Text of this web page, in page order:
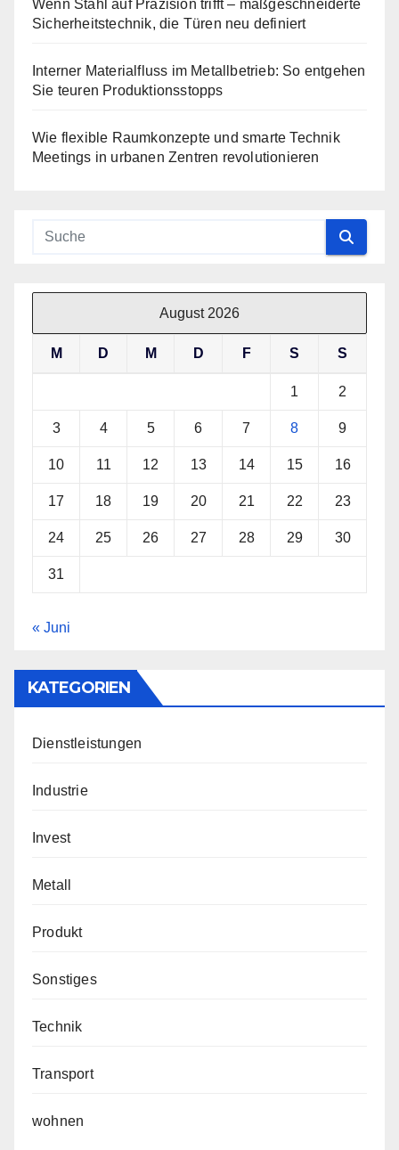
Wenn Stahl auf Präzision trifft – maßgeschneiderte
Sicherheitstechnik, die Türen neu definiert
Interner Materialfluss im Metallbetrieb: So entgehen
Sie teuren Produktionsstopps
Wie flexible Raumkonzepte und smarte Technik
Meetings in urbanen Zentren revolutionieren
August 2026
M D M D F S S
1 2
3 4 5 6 7 8 9
10 11 12 13 14 15 16
17 18 19 20 21 22 23
24 25 26 27 28 29 30
31
« Juni
KATEGORIEN
Dienstleistungen
Industrie
Invest
Metall
Produkt
Sonstiges
Technik
Transport
wohnen